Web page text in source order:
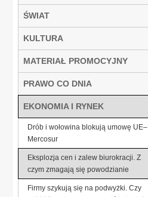
ŚWIAT
KULTURA
MATERIAŁ PROMOCYJNY
PRAWO CO DNIA
EKONOMIA I RYNEK
Drób i wołowina blokują umowę UE–
Mercosur
Eksplozja cen i zalew biurokracji. Z
czym zmagają się powodzianie
Firmy szykują się na podwyżki. Czy